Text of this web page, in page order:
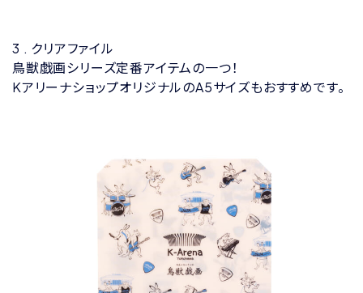
3 . クリアファイル
鳥獣戯画シリーズ定番アイテムの一つ！
KアリーナショップオリジナルのA5サイズもおすすめです。